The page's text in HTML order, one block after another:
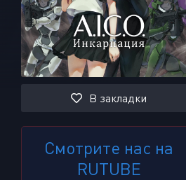
В закладки
Смотрите нас на
RUTUBE